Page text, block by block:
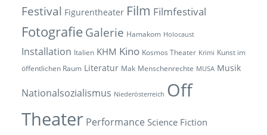
Festival Figurentheater Film Filmfestival
Fotografie Galerie Hamakom Holocaust
Installation Italien KHM Kino Kosmos Theater Krimi Kunst im
öffentlichen Raum Literatur Mak Menschenrechte MUSA Musik
Nationalsozialismus Niederösterreich Off
Theater Performance Science Fiction